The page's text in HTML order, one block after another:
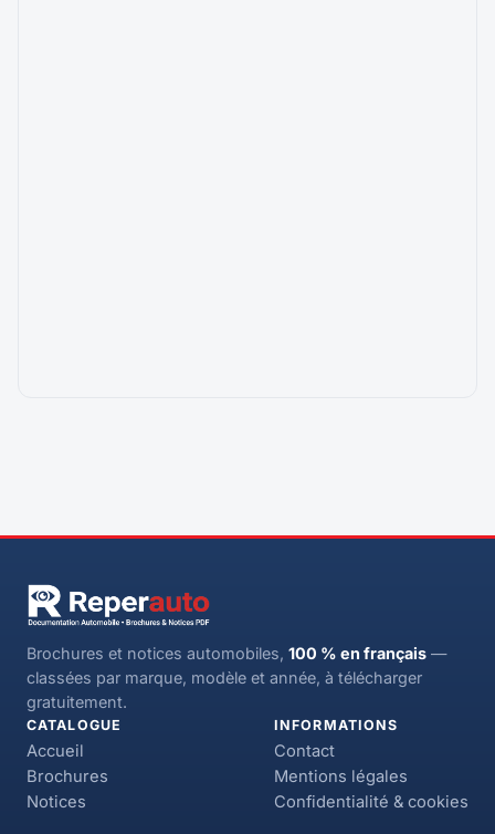
Brochures et notices automobiles, 100 % en français —
classées par marque, modèle et année, à télécharger
gratuitement.
CATALOGUE
Accueil
Brochures
Notices
INFORMATIONS
Contact
Mentions légales
Confidentialité & cookies